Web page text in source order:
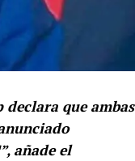
que ambas
añade el